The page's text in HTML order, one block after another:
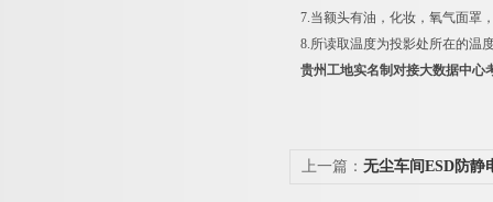
7.当额头有油，化妆，氧气面罩
8.所读取温度为投影处所在的温
贵州工地实名制对接大数据中心
上一篇： 无尘车间ESD防静